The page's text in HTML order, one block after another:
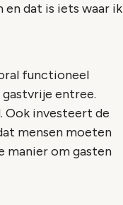
en dat is iets waar ik
functioneel
entree.
Ook investeert de
mensen moeten
manier om gasten